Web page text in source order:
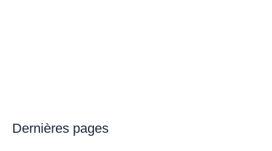
Dernières pages